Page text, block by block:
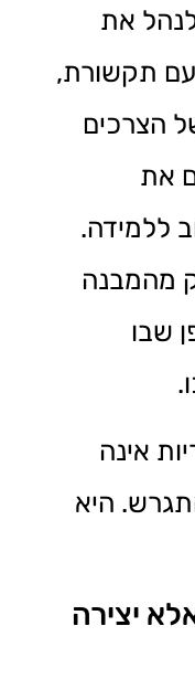
את
עם תקשורת,
הצרכים
את
ללמידה.
מהמבנה
שבו
אינה
היא
יצירה